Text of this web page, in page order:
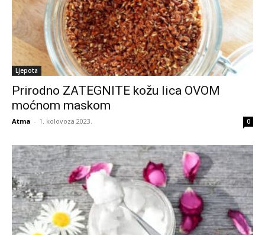
Ljepota
Prirodno ZATEGNITE kožu lica OVOM
moćnom maskom
Atma - 1. kolovoza 2023. 0